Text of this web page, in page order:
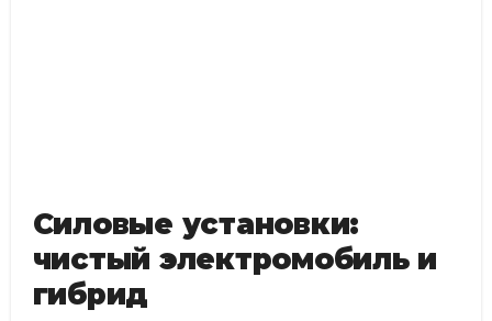
Силовые установки:
чистый электромобиль и
гибрид